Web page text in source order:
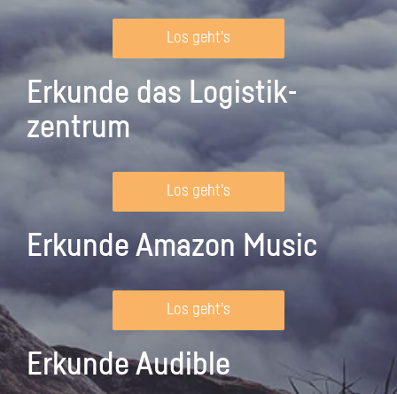
Los geht's
Erkunde das Logistik­
zentrum
Los geht's
Erkunde Amazon Music
Los geht's
Erkunde Audible